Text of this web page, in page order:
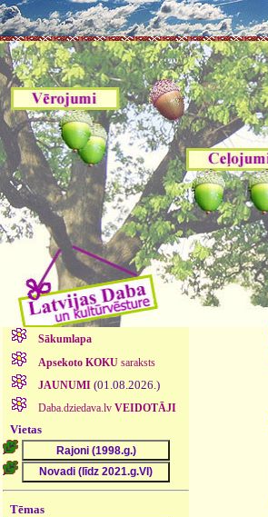
Sākumlapa
Apsekoto KOKUsaraksts
JAUNUMI (01.08.2026.)
Daba.dziedava.lv VEIDOTĀJI
Vietas
Tēmas